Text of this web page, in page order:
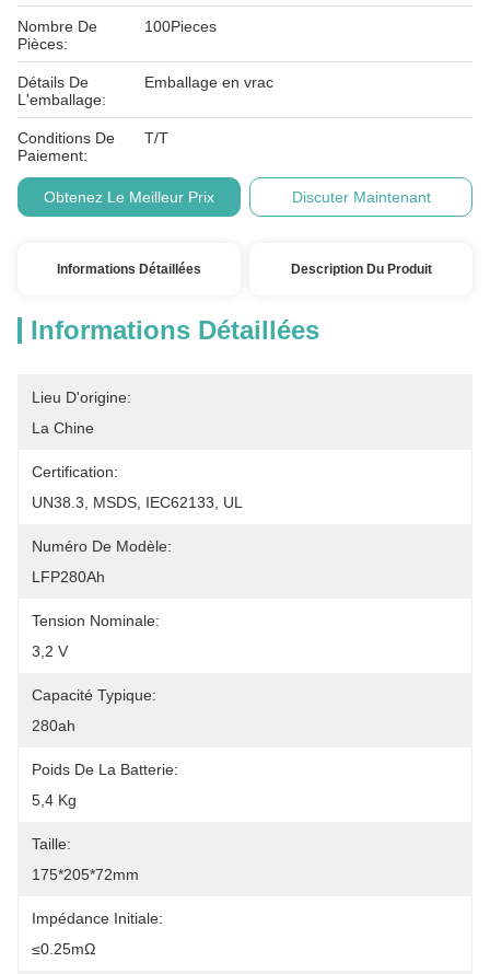
Nombre De
Pièces:
100Pieces
Détails De
L'emballage:
Emballage en vrac
Conditions De
Paiement:
T/T
Obtenez Le Meilleur Prix Discuter Maintenant
Informations Détaillées Description Du Produit
Informations Détaillées
Lieu D'origine:
La Chine
Certification:
UN38.3, MSDS, IEC62133, UL
Numéro De Modèle:
LFP280Ah
Tension Nominale:
3,2 V
Capacité Typique:
280ah
Poids De La Batterie:
5,4 Kg
Taille:
175*205*72mm
Impédance Initiale:
≤0.25mΩ